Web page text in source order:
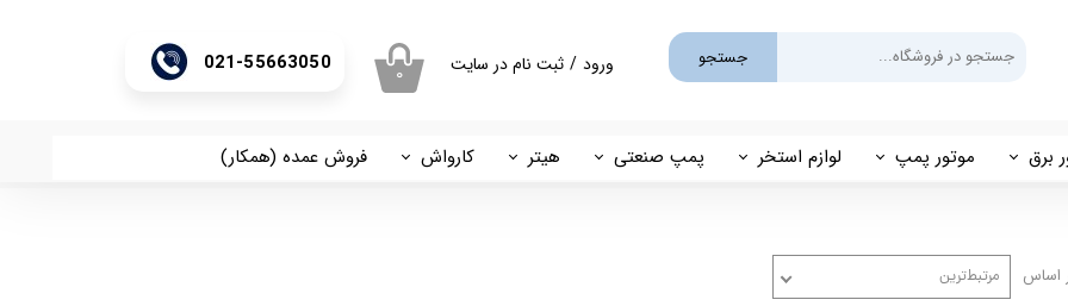
021-55663050 جستجو ورود / ثبت نام در سایت
برق موتور پمپ
گازوئیلی
لوازم استخر
فیلتر شنی
پمپ صنعتی هیتر کارواش فروش عمده (همکار)
۰
اساس مرتبط‌ترین